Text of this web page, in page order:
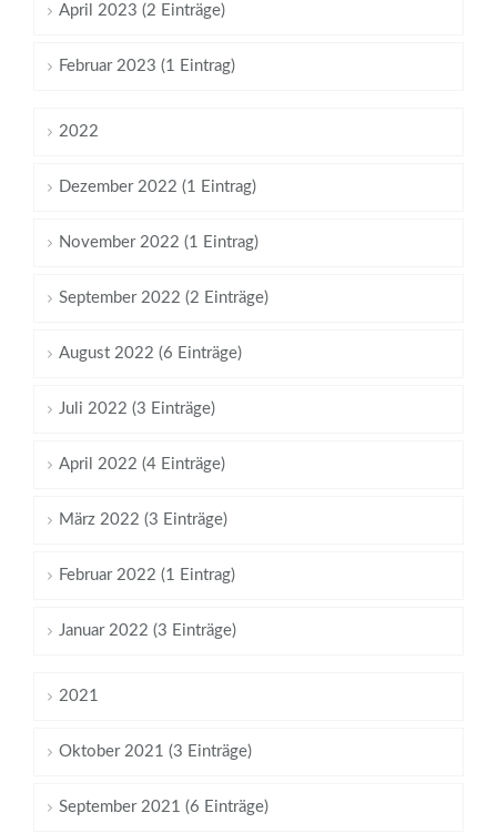
April 2023 (2 Einträge)
Februar 2023 (1 Eintrag)
2022
Dezember 2022 (1 Eintrag)
November 2022 (1 Eintrag)
September 2022 (2 Einträge)
August 2022 (6 Einträge)
Juli 2022 (3 Einträge)
April 2022 (4 Einträge)
März 2022 (3 Einträge)
Februar 2022 (1 Eintrag)
Januar 2022 (3 Einträge)
2021
Oktober 2021 (3 Einträge)
September 2021 (6 Einträge)